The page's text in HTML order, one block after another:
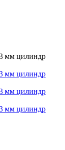
мм цилиндр